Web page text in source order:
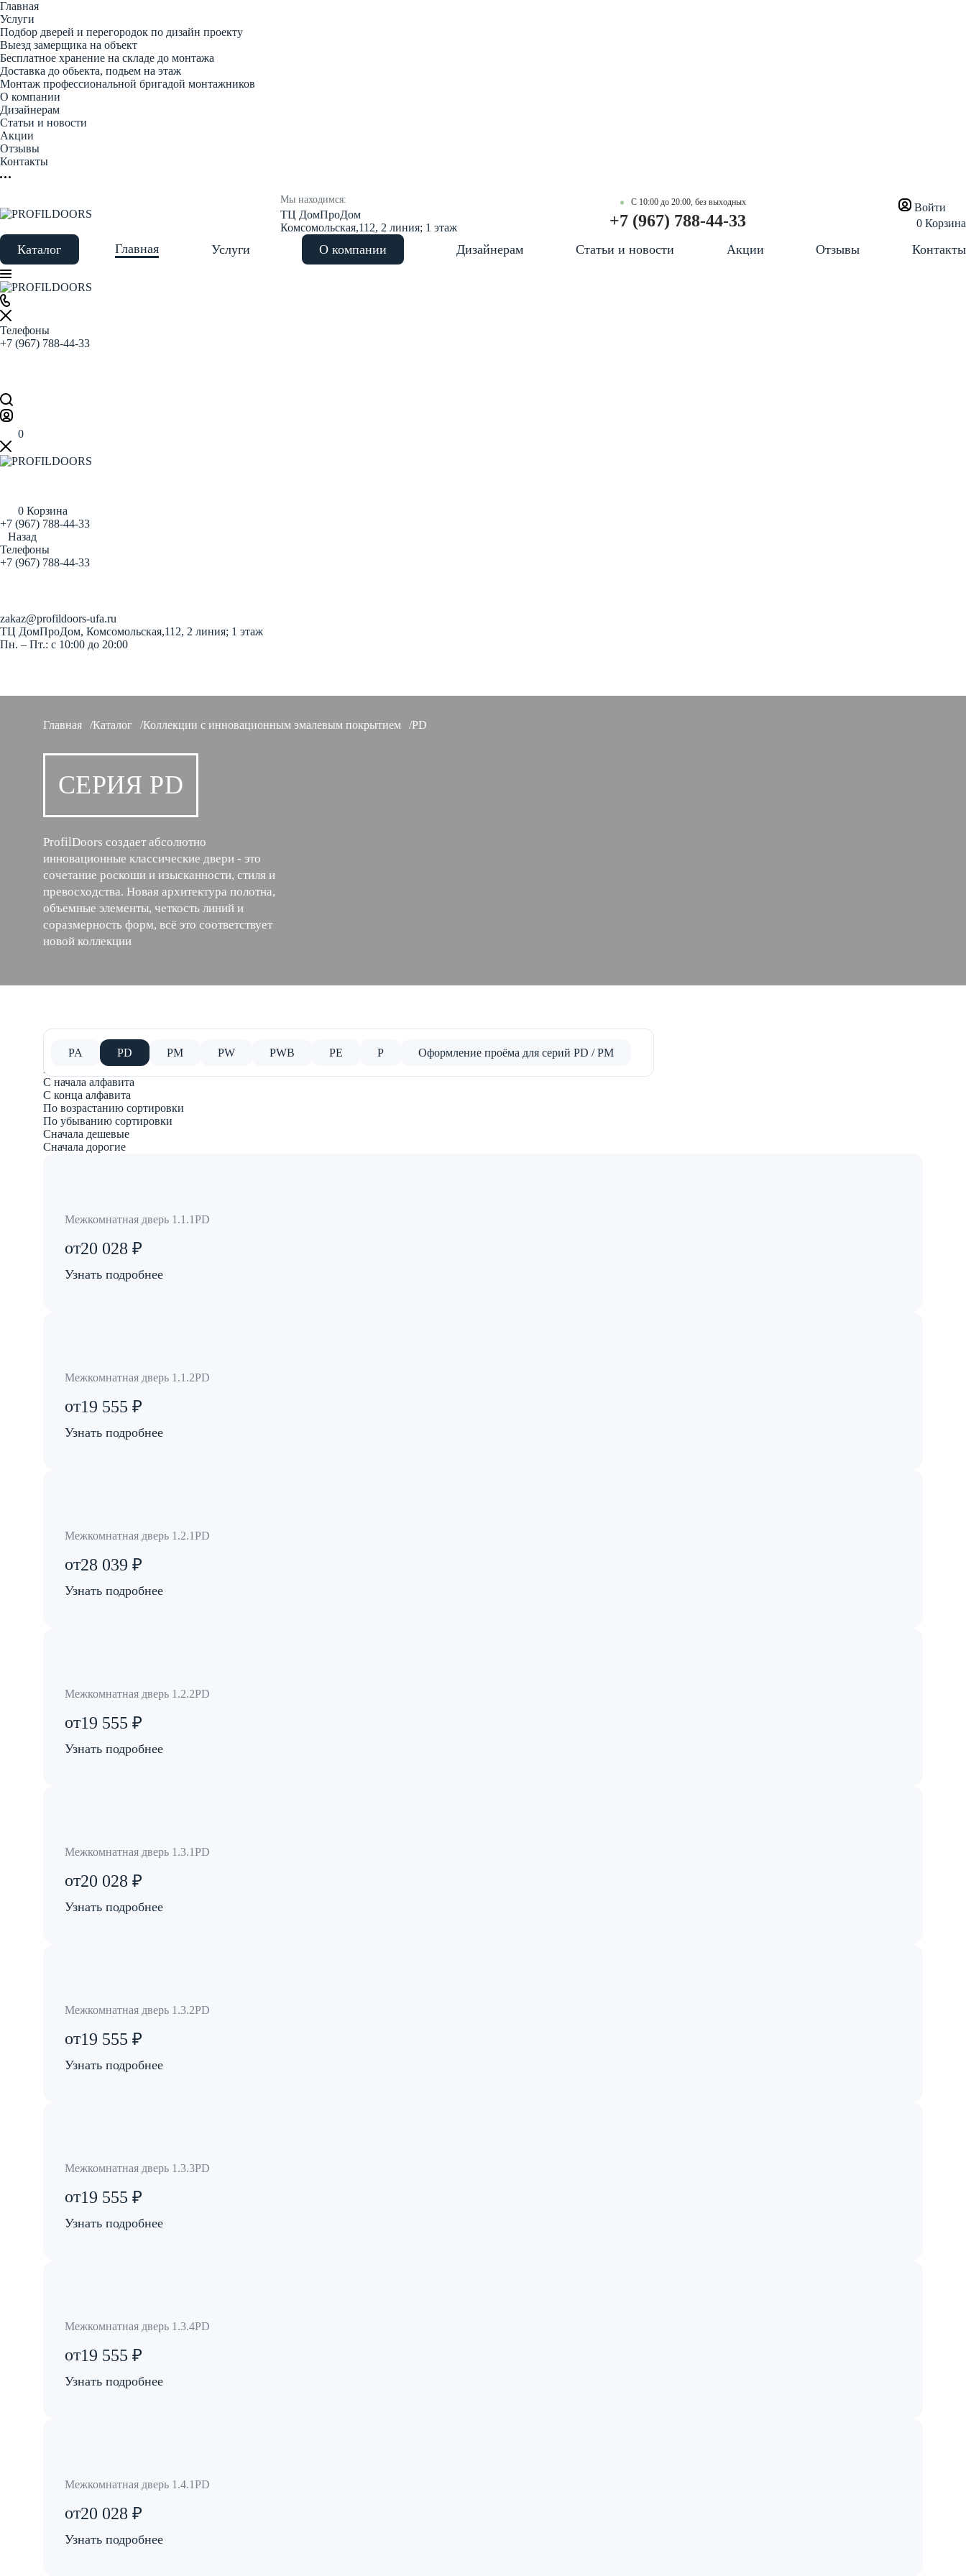
Главная
Услуги
Подбор дверей и перегородок по дизайн проекту
Выезд замерщика на объект
Бесплатное хранение на складе до монтажа
Доставка до обьекта, подьем на этаж
Монтаж профессиональной бригадой монтажников
О компании
Дизайнерам
Статьи и новости
Акции
Отзывы
Контакты
Мы находимся:
ТЦ ДомПроДом
Комсомольская,112, 2 линия; 1 этаж
С 10:00 до 20:00, без выходных
+7 (967) 788-44-33
Войти
0 Корзина
Каталог Главная Услуги О компании Дизайнерам Статьи и новости Акции Отзывы Контакты
Телефоны
+7 (967) 788-44-33
0
0 Корзина
+7 (967) 788-44-33
Назад
Телефоны
+7 (967) 788-44-33
zakaz@profildoors-ufa.ru
ТЦ ДомПроДом, Комсомольская,112, 2 линия; 1 этаж
Пн. – Пт.: с 10:00 до 20:00
Главная Каталог Коллекции с инновационным эмалевым покрытием PD
СЕРИЯ PD
ProfilDoors создает абсолютно
инновационные классические двери - это
сочетание роскоши и изысканности, стиля и
превосходства. Новая архитектура полотна,
объемные элементы, четкость линий и
соразмерность форм, всё это соответствует
новой коллекции
PA PD PM PW PWB PE P Оформление проёма для серий PD / PM
Фильтр
По возрастанию сортировки
С начала алфавита
С конца алфавита
По возрастанию сортировки
По убыванию сортировки
Сначала дешевые
Сначала дорогие
Межкомнатная дверь 1.1.1PD
от20 028 ₽
Узнать подробнее
Межкомнатная дверь 1.1.2PD
от19 555 ₽
Узнать подробнее
Межкомнатная дверь 1.2.1PD
от28 039 ₽
Узнать подробнее
Межкомнатная дверь 1.2.2PD
от19 555 ₽
Узнать подробнее
Межкомнатная дверь 1.3.1PD
от20 028 ₽
Узнать подробнее
Межкомнатная дверь 1.3.2PD
от19 555 ₽
Узнать подробнее
Межкомнатная дверь 1.3.3PD
от19 555 ₽
Узнать подробнее
Межкомнатная дверь 1.3.4PD
от19 555 ₽
Узнать подробнее
Межкомнатная дверь 1.4.1PD
от20 028 ₽
Узнать подробнее